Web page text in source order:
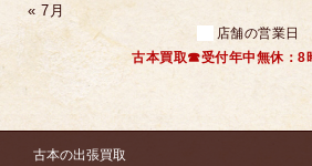
« 7月
店舗の営業日
古本買取☎受付年中無休：8
古本の出張買取